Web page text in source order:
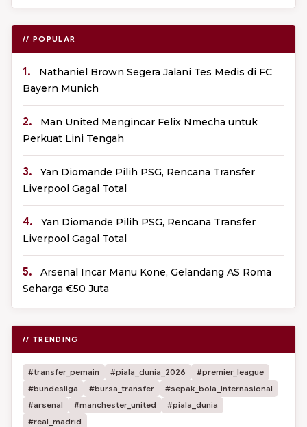
// POPULAR
1.
Nathaniel Brown Segera Jalani Tes Medis di FC
Bayern Munich
2.
Man United Mengincar Felix Nmecha untuk
Perkuat Lini Tengah
3.
Yan Diomande Pilih PSG, Rencana Transfer
Liverpool Gagal Total
4.
Yan Diomande Pilih PSG, Rencana Transfer
Liverpool Gagal Total
5.
Arsenal Incar Manu Kone, Gelandang AS Roma
Seharga €50 Juta
// TRENDING
#transfer_pemain #piala_dunia_2026
#premier_league
#bundesliga
#bursa_transfer
#sepak_bola_internasional
#arsenal
#manchester_united
#piala_dunia
#real_madrid